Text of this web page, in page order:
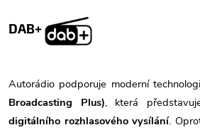
DAB+
Autorádio podporuje moderní
Broadcasting Plus), která
digitálního rozhlasového vysílání.